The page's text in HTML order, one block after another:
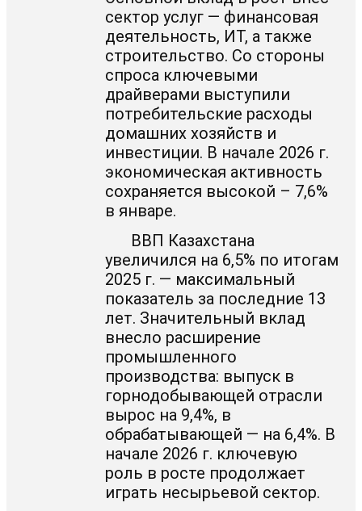
сектор услуг — финансовая
деятельность, ИТ, а также
строительство. Со стороны
спроса ключевыми
драйверами выступили
потребительские расходы
домашних хозяйств и
инвестиции. В начале 2026 г.
экономическая активность
сохраняется высокой – 7,6%
в январе.
ВВП Казахстана
увеличился на 6,5% по итогам
2025 г. — максимальный
показатель за последние 13
лет. Значительный вклад
внесло расширение
промышленного
производства: выпуск в
горнодобывающей отрасли
вырос на 9,4%, в
обрабатывающей — на 6,4%. В
начале 2026 г. ключевую
роль в росте продолжает
играть несырьевой сектор.